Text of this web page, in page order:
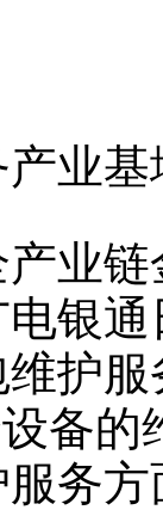
业基
业
银
护
备的
务方